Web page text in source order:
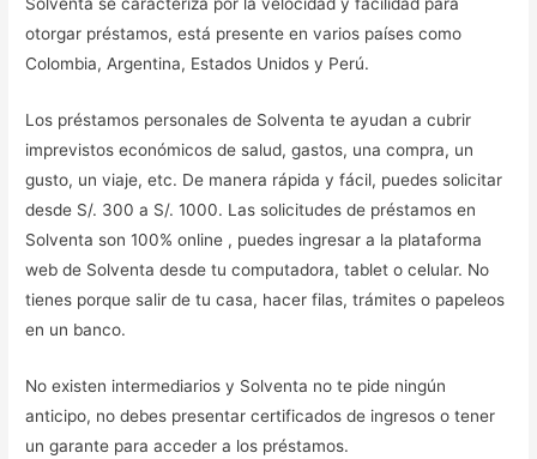
Solventa se caracteriza por la velocidad y facilidad para
otorgar préstamos, está presente en varios países como
Colombia, Argentina, Estados Unidos y Perú.
Los préstamos personales de Solventa te ayudan a cubrir
imprevistos económicos de salud, gastos, una compra, un
gusto, un viaje, etc. De manera rápida y fácil, puedes solicitar
desde S/. 300 a S/. 1000. Las solicitudes de préstamos en
Solventa son 100% online , puedes ingresar a la plataforma
web de Solventa desde tu computadora, tablet o celular. No
tienes porque salir de tu casa, hacer filas, trámites o papeleos
en un banco.
No existen intermediarios y Solventa no te pide ningún
anticipo, no debes presentar certificados de ingresos o tener
un garante para acceder a los préstamos.